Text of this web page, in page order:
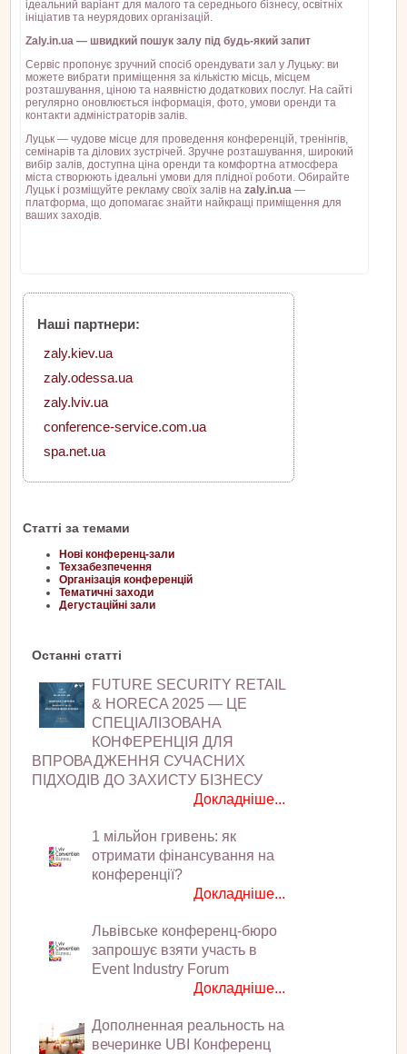
ідеальний варіант для малого та середнього бізнесу, освітніх
ініціатив та неурядових організацій.
Zaly.in.ua — швидкий пошук залу під будь-який запит
Сервіс пропонує зручний спосіб орендувати зал у Луцьку: ви
можете вибрати приміщення за кількістю місць, місцем
розташування, ціною та наявністю додаткових послуг. На сайті
регулярно оновлюється інформація, фото, умови оренди та
контакти адміністраторів залів.
Луцьк — чудове місце для проведення конференцій, тренінгів,
семінарів та ділових зустрічей. Зручне розташування, широкий
вибір залів, доступна ціна оренди та комфортна атмосфера
міста створюють ідеальні умови для плідної роботи. Обирайте
Луцьк і розміщуйте рекламу своїх залів на zaly.in.ua —
платформа, що допомагає знайти найкращі приміщення для
ваших заходів.
Наші партнери:
zaly.kiev.ua
zaly.odessa.ua
zaly.lviv.ua
conference-service.com.ua
spa.net.ua
Статті за темами
Нові конференц-зали
Техзабезпечення
Організація конференцій
Тематичні заходи
Дегустаційні зали
Останні статті
FUTURE SECURITY RETAIL
& HORECA 2025 — ЦЕ
СПЕЦІАЛІЗОВАНА
КОНФЕРЕНЦІЯ ДЛЯ
ВПРОВАДЖЕННЯ СУЧАСНИХ
ПІДХОДІВ ДО ЗАХИСТУ БІЗНЕСУ
Докладніше...
1 мільйон гривень: як
отримати фінансування на
конференції?
Докладніше...
Львівське конференц-бюро
запрошує взяти участь в
Event Industry Forum
Докладніше...
Дополненная реальность на
вечеринке UBI Конференц